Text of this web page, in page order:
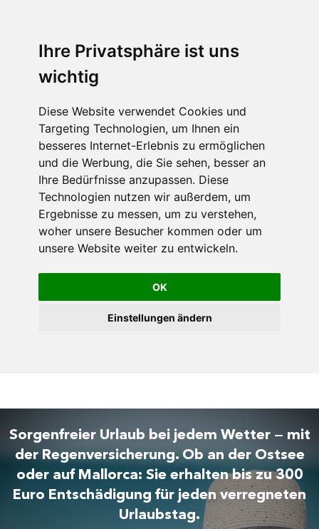
Ihre Privatsphäre ist uns
wichtig
Diese Website verwendet Cookies und
Targeting Technologien, um Ihnen ein
besseres Internet-Erlebnis zu ermöglichen
und die Werbung, die Sie sehen, besser an
Ihre Bedürfnisse anzupassen. Diese
Technologien nutzen wir außerdem, um
Ergebnisse zu messen, um zu verstehen,
woher unsere Besucher kommen oder um
unsere Website weiter zu entwickeln.
OK
Einstellungen ändern
Sorgenfreier Urlaub bei jedem Wetter — mit
der Regenversicherung. Ob an der Ostsee
oder auf Mallorca: Sie erhalten bis zu 300
Euro Entschädigung für jeden verregneten
Urlaubstag.